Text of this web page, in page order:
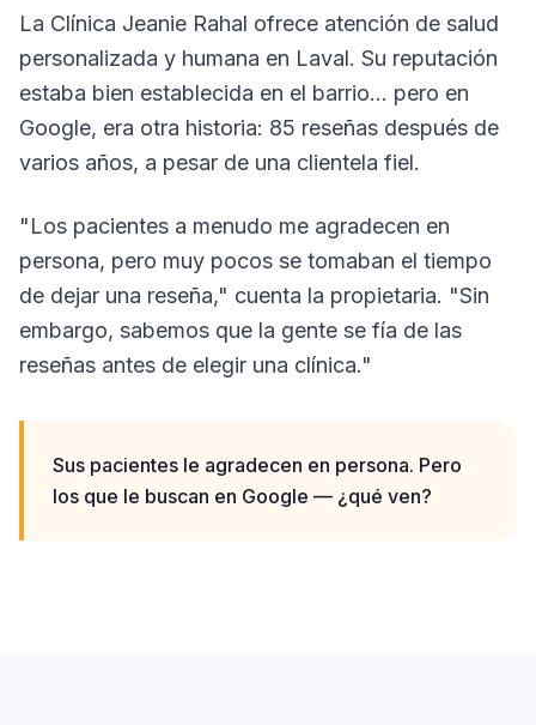
La Clínica Jeanie Rahal ofrece atención de salud
personalizada y humana en Laval. Su reputación
estaba bien establecida en el barrio… pero en
Google, era otra historia: 85 reseñas después de
varios años, a pesar de una clientela fiel.
"Los pacientes a menudo me agradecen en
persona, pero muy pocos se tomaban el tiempo
de dejar una reseña," cuenta la propietaria. "Sin
embargo, sabemos que la gente se fía de las
reseñas antes de elegir una clínica."
Sus pacientes le agradecen en persona. Pero
los que le buscan en Google — ¿qué ven?